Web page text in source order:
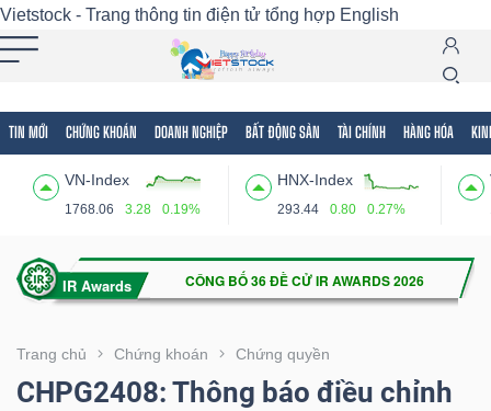
Vietstock - Trang thông tin điện tử tổng hợp English
TIN MỚI CHỨNG KHOÁN DOANH NGHIỆP BẤT ĐỘNG SẢN TÀI CHÍNH HÀNG HÓA
VN-Index
1768.06 3.28 0.19%
HNX-Index
293.44 0.80 0.27%
Trang chủ Chứng khoán Chứng quyền
CHPG2408: Thông báo điều chỉnh
Tất cả Tính năng Ngành Mã chứng khoán
Tính
(-)
VIETSTOCK